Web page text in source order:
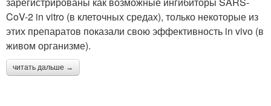
CoV-2 in vitro (в клеточных средах), только некоторые из
этих препаратов показали свою эффективность in vivo (в
живом организме).
читать дальше →